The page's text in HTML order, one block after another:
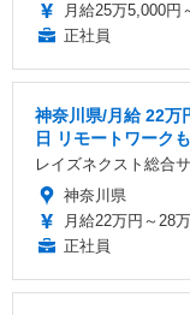
月給25万5,000円
正社員
神奈川県/月給 22万
日 リモートワーク
レイズネクスト総合
神奈川県
月給22万円～28
正社員